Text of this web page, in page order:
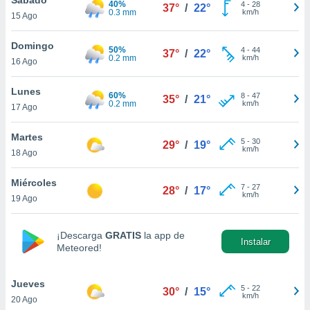
en
más
nuestra
de
aceptar
de
15 Ago
40%
0.3 mm
37° / 22° 4- 28
km/h
Domingo
16 Ago
50%
0.2 mm
37° / 22° 4- 44
km/h
Lunes
17 Ago
60%
0.2 mm
35° / 21° 8- 47
km/h
Martes
18 Ago
29° / 19° 5- 30
km/h
Miércoles
19 Ago
28° / 17° 7- 27
km/h
¡Descarga GRATIS la app de
Meteored!
Instalar
Jueves
20 Ago
30° / 15° 5- 22
km/h